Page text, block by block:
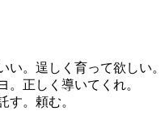
い。逞しく育って欲しい。
。正しく導いてくれ。
す。頼む。